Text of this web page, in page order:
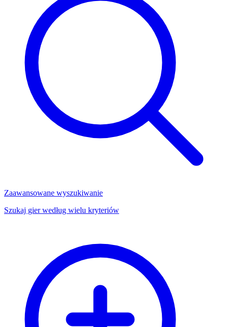
Zaawansowane wyszukiwanie
Szukaj gier według wielu kryteriów